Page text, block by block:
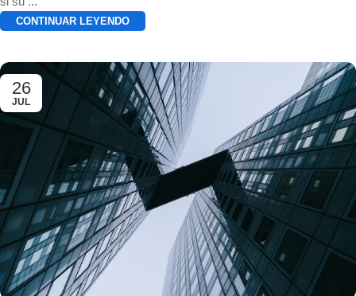
CONTINUAR LEYENDO
26
JUL